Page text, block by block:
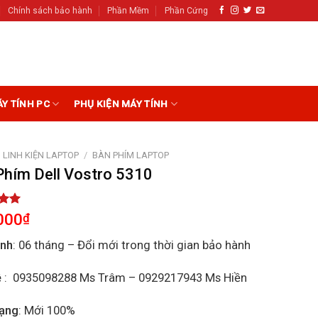
Chính sách bảo hành Phần Mềm Phần Cứng
TÍNH PC PHỤ KIỆN MÁY TÍNH
LINH KIỆN LAPTOP / BÀN PHÍM LAPTOP
Dell Vostro 5310
₫
: 06 tháng – Đổi mới trong thời gian bảo hành
: 0935098288 Ms Trâm – 0929217943 Ms Hiền
: Mới 100%